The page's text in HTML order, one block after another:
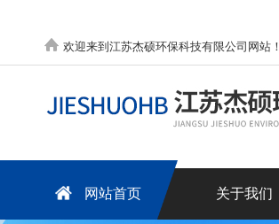
欢迎来到江苏杰硕环保科技有限公司网站！
网站首页 关于我们